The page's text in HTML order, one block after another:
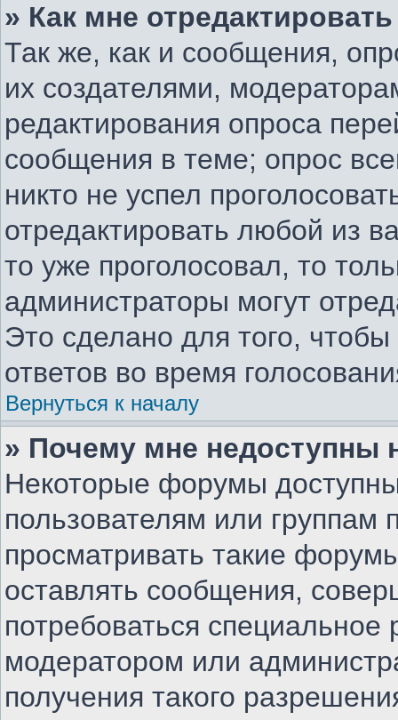
» Как мне
Так же, как и сообщения,
их создателями,
редактирования опроса
сообщения в теме; опрос
никто не успел
отредактировать любой из
то уже проголосовал, то
администраторы могут
Это сделано для того,
ответов во время
Вернуться к началу
» Почему мне
Некоторые форумы
пользователям или группам
просматривать такие
оставлять сообщения,
потребоваться
модератором или
получения такого